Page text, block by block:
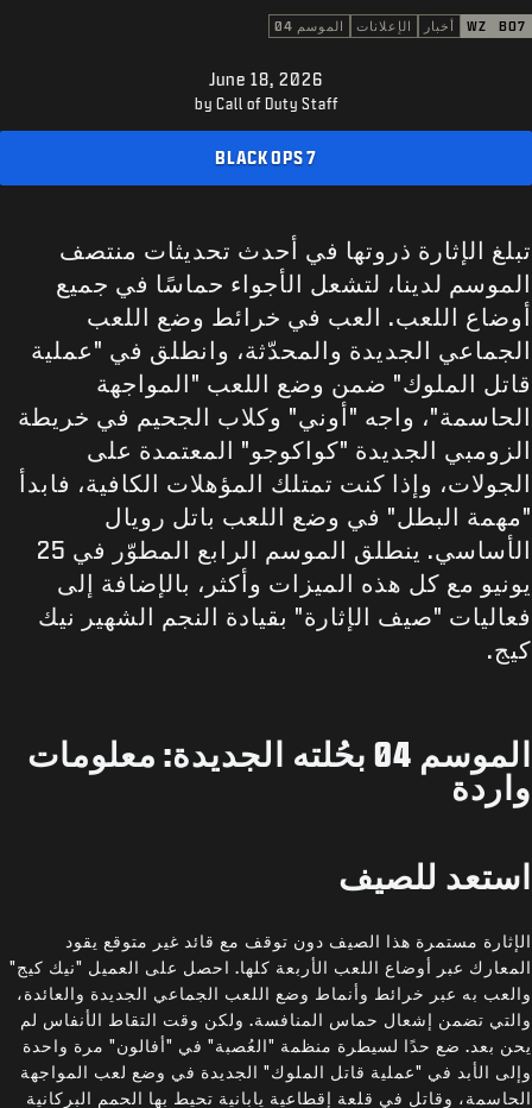
إعداد حساب جديد
BO7
WZ أخبار الإعلانات الموسم 04
June 18, 2026
by Call of Duty Staff
BLACK OPS 7
تبلغ الإثارة ذروتها في أحدث تحديثات منتصف
الموسم لدينا، لتشعل الأجواء حماسًا في جميع
أوضاع اللعب. العب في خرائط وضع اللعب
الجماعي الجديدة والمحدّثة، وانطلق في "عملية
قاتل الملوك" ضمن وضع اللعب "المواجهة
الحاسمة"، واجه "أوني" وكلاب الجحيم في خريطة
الزومبي الجديدة "كواكوجو" المعتمدة على
الجولات، وإذا كنت تمتلك المؤهلات الكافية، فابدأ
"مهمة البطل" في وضع اللعب باتل رويال
الأساسي. ينطلق الموسم الرابع المطوّر في 25
يونيو مع كل هذه الميزات وأكثر، بالإضافة إلى
فعاليات "صيف الإثارة" بقيادة النجم الشهير نيك
كيج.
الموسم 04 بحُلته الجديدة: معلومات
واردة
استعد للصيف
الإثارة مستمرة هذا الصيف دون توقف مع قائد غير متوقع يقود
المعارك عبر أوضاع اللعب الأربعة كلها. احصل على العميل "نيك كيج"
والعب به عبر خرائط وأنماط وضع اللعب الجماعي الجديدة والعائدة،
والتي تضمن إشعال حماس المنافسة. ولكن وقت التقاط الأنفاس لم
يحن بعد. ضع حدًا لسيطرة منظمة "العُصبة" في "أفالون" مرة واحدة
وإلى الأبد في "عملية قاتل الملوك" الجديدة في وضع لعب المواجهة
الحاسمة، وقاتل في قلعة إقطاعية يابانية تحيط بها الحمم البركانية